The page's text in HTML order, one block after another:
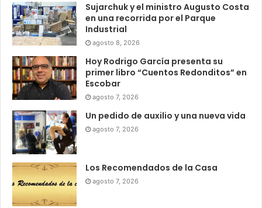
Sujarchuk y el ministro Augusto Costa
en una recorrida por el Parque
Industrial
agosto 8, 2026
Hoy Rodrigo García presenta su
primer libro “Cuentos Redonditos” en
Escobar
agosto 7, 2026
Un pedido de auxilio y una nueva vida
agosto 7, 2026
Los Recomendados de la Casa
agosto 7, 2026